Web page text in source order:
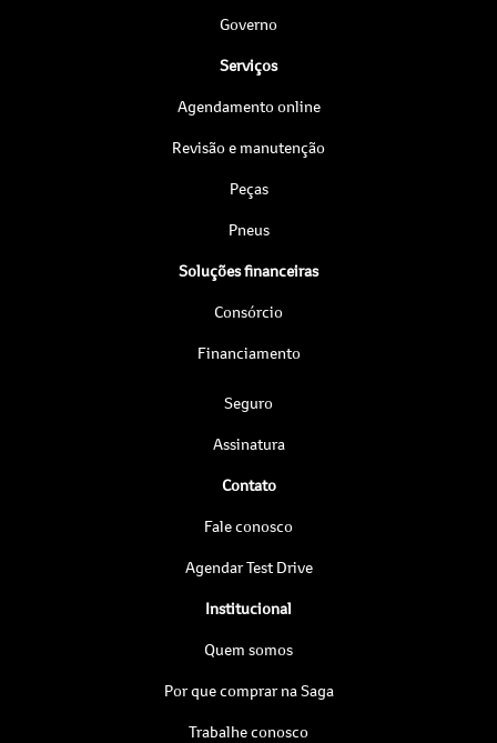
Governo
Serviços
Agendamento online
Revisão e manutenção
Peças
Pneus
Soluções financeiras
Consórcio
Financiamento
Seguro
Assinatura
Contato
Fale conosco
Agendar Test Drive
Institucional
Quem somos
Por que comprar na Saga
Trabalhe conosco